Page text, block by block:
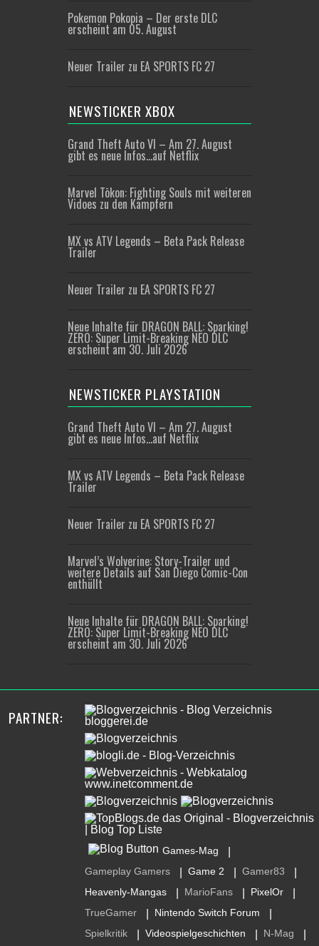
Pokemon Pokopia – Der erste DLC
erscheint am 05. August
Neuer Trailer zu EA SPORTS FC 27
NEWSTICKER XBOX
Grand Theft Auto VI – Am 27. August
gibt es neue Infos…auf Netflix
Marvel Tōkon: Fighting Souls mit weiteren
Vidoes zu den Kämpfern
MX vs ATV Legends – Beta Pack Release
Trailer
Neuer Trailer zu EA SPORTS FC 27
Neue Inhalte für DRAGON BALL: Sparking!
ZERO: Super Limit-Breaking NEO DLC
erscheint am 30. Juli 2026
NEWSTICKER PLAYSTATION
Grand Theft Auto VI – Am 27. August
gibt es neue Infos…auf Netflix
MX vs ATV Legends – Beta Pack Release
Trailer
Neuer Trailer zu EA SPORTS FC 27
Marvel’s Wolverine: Story-Trailer und
weitere Details auf San Diego Comic-Con
enthüllt
Neue Inhalte für DRAGON BALL: Sparking!
ZERO: Super Limit-Breaking NEO DLC
erscheint am 30. Juli 2026
PARTNER:
Games-Mag
Gameplay Gamers Game 2 Gamer83
Heavenly-Mangas MarioFans PixelOr
TrueGamer Nintendo Switch Forum
Spielkritik Videospielgeschichten N-Mag